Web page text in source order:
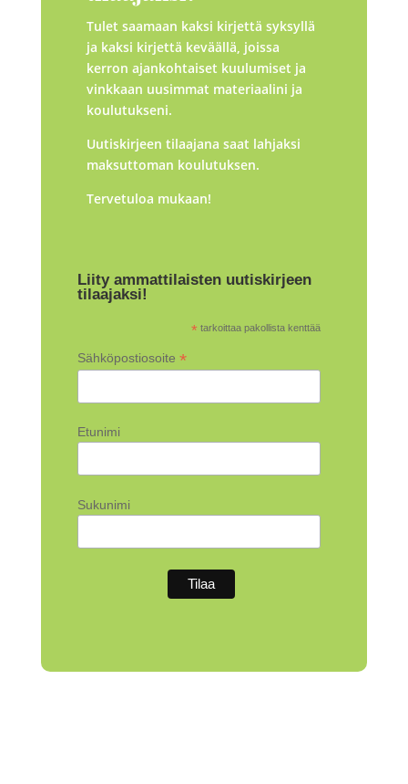
Tulet saamaan kaksi kirjettä syksyllä
ja kaksi kirjettä keväällä, joissa
kerron ajankohtaiset kuulumiset ja
vinkkaan uusimmat materiaalini ja
koulutukseni.
Uutiskirjeen tilaajana saat lahjaksi
maksuttoman koulutuksen.
Tervetuloa mukaan!
Liity ammattilaisten uutiskirjeen
tilaajaksi!
* tarkoittaa pakollista kenttää
Sähköpostiosoite *
Etunimi
Sukunimi